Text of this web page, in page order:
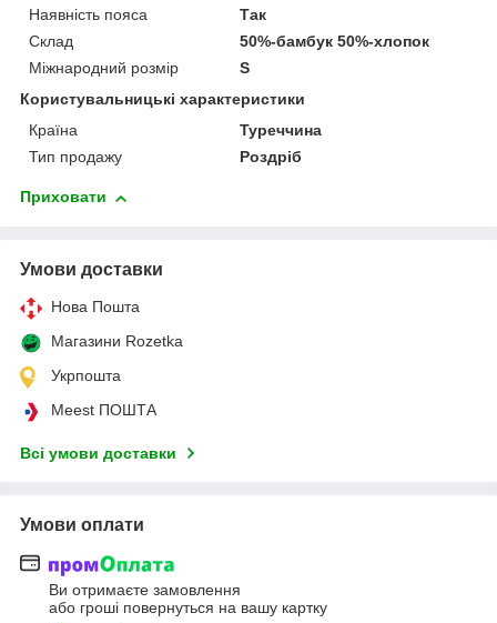
Наявність пояса
Так
Склад
50%-бамбук 50%-хлопок
Міжнародний розмір
S
Користувальницькі характеристики
Країна
Туреччина
Тип продажу
Роздріб
Приховати
Умови доставки
Нова Пошта
Магазини Rozetka
Укрпошта
Meest ПОШТА
Всі умови доставки
Умови оплати
Ви отримаєте замовлення
або гроші повернуться на вашу картку